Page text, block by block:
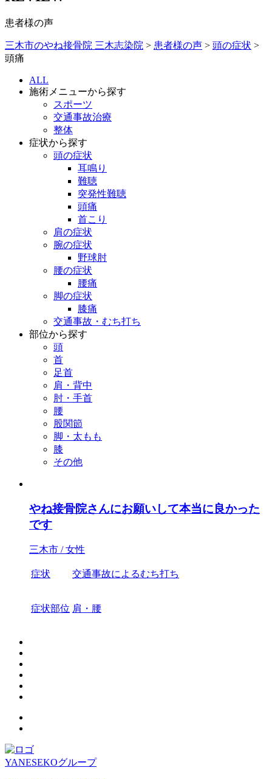
患者様の声
三木市のやね接骨院 三木志染院 > 患者様の声 > 頭の症状 >
頭痛
ALL
施術メニューから探す
スポーツ
交通事故治療
整体
症状から探す
頭の症状
耳鳴り
難聴
突発性難聴
頭痛
首こり
肩の症状
腕の症状
野球肘
腰の症状
腰痛
脚の症状
膝痛
交通事故・むち打ち
部位から探す
頭
首
足首
肩・背中
肘・手首
腰
股関節
脚・太もも
膝
その他
やね接骨院さんにお願いして本当に良かった
です
三木市 / 女性
症状 交通事故によるむち打ち
症状部位 肩・腰
YANESEKOグループ